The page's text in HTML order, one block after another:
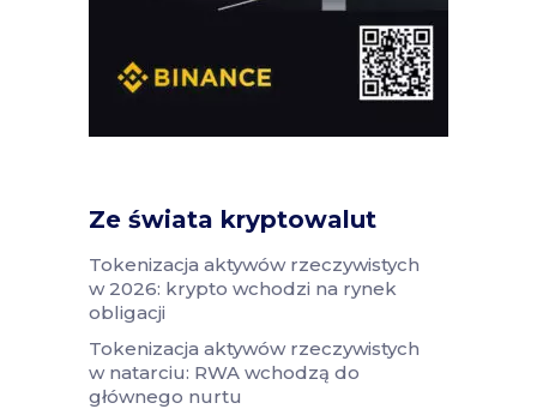
Ze świata kryptowalut
Tokenizacja aktywów rzeczywistych
w 2026: krypto wchodzi na rynek
obligacji
Tokenizacja aktywów rzeczywistych
w natarciu: RWA wchodzą do
głównego nurtu